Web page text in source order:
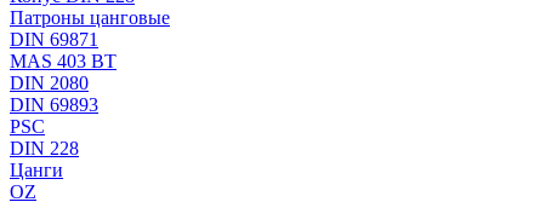
Патроны цанговые
DIN 69871
MAS 403 BT
DIN 2080
DIN 69893
PSC
DIN 228
Цанги
OZ